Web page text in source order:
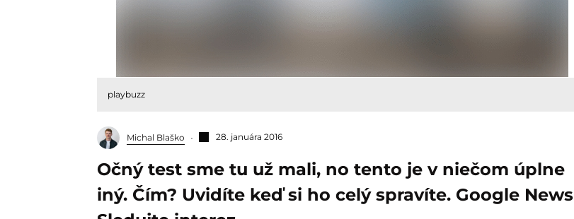
playbuzz
Michal Blaško 28. januára 2016
Očný test sme tu už mali, no tento je v niečom úplne
iný. Čím? Uvidíte keď si ho celý spravíte. Google News